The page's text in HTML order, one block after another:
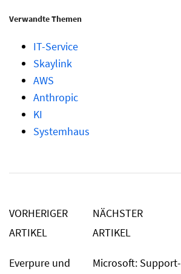
Verwandte Themen
IT-Service
Skaylink
AWS
Anthropic
KI
Systemhaus
VORHERIGER
ARTIKEL
Everpure und
NÄCHSTER
ARTIKEL
Microsoft: Support-